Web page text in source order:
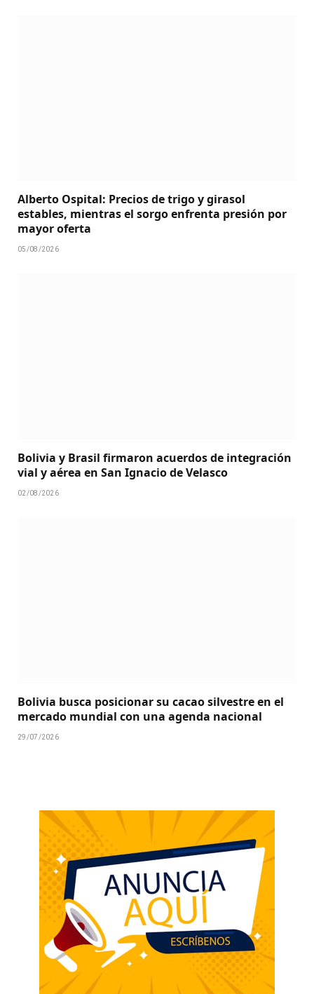
Alberto Ospital: Precios de trigo y girasol
estables, mientras el sorgo enfrenta presión por
mayor oferta
05/08/2026
Bolivia y Brasil firmaron acuerdos de integración
vial y aérea en San Ignacio de Velasco
02/08/2026
Bolivia busca posicionar su cacao silvestre en el
mercado mundial con una agenda nacional
29/07/2026